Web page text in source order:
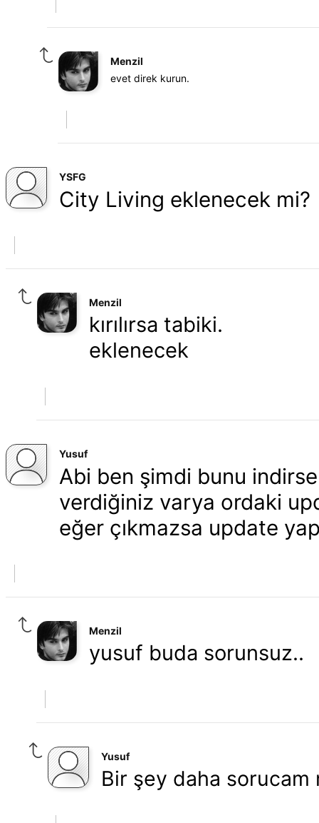
Menzil
evet direk kurun.
YSFG
City Living eklenecek mi?
Menzil
kırılırsa tabiki.
eklenecek
Yusuf
Abi ben şimdi bunu
verdiğiniz varya ordaki
eğer çıkmazsa update
Menzil
yusuf buda sorunsuz..
Yusuf
Bir şey daha sorucam